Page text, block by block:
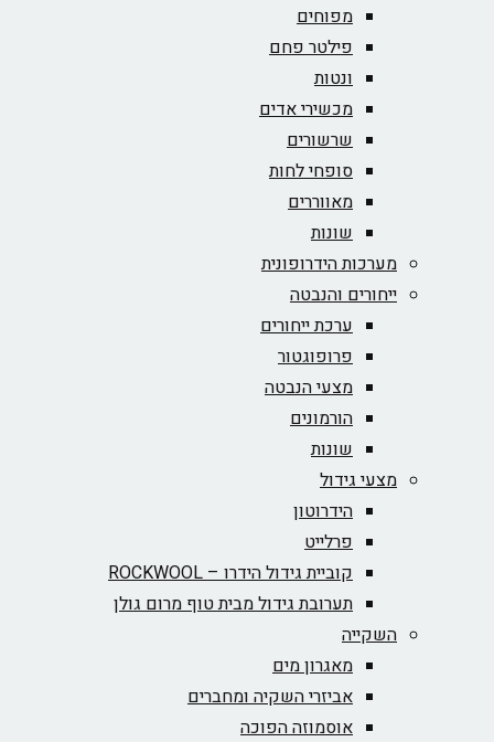
מפוחים
פילטר פחם
ונטות
מכשירי אדים
שרשורים
סופחי לחות
מאווררים
שונות
מערכות הידרופונית
ייחורים והנבטה
ערכת ייחורים
פרופוגטור
מצעי הנבטה
הורמונים
שונות
מצעי גידול
הידרוטון
פרלייט
קוביית גידול הידרו – ROCKWOOL‏
תערובת גידול מבית טוף מרום גולן
השקייה
מאגרון מים
אביזרי השקיה ומחברים
אוסמוזה הפוכה